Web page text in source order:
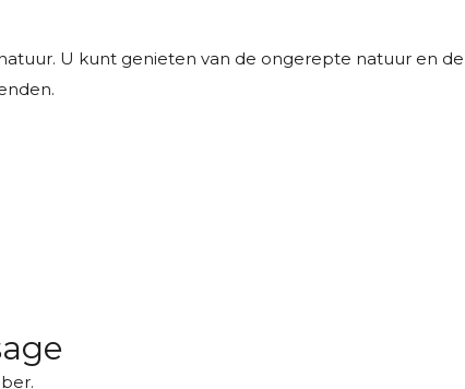
U kunt genieten van de ongerepte natuur en